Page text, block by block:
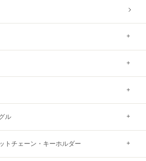
ル
トチェーン・キーホルダー